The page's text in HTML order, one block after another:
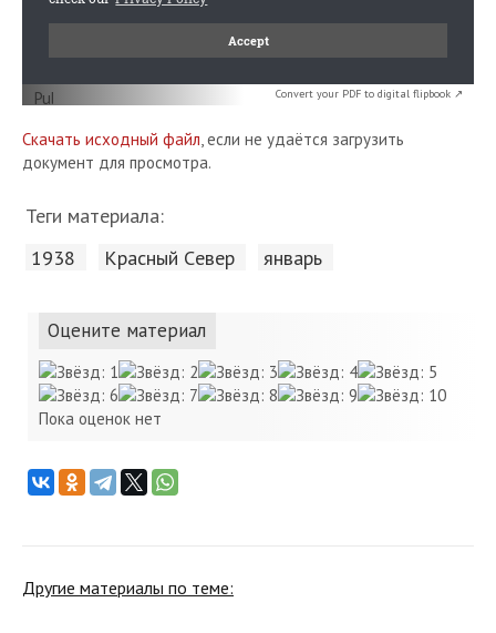
Convert your PDF to digital flipbook ↗
Скачать исходный файл, если не удаётся загрузить
документ для просмотра.
Теги материала:
1938 Красный Cевер январь
Оцените материал
Пока оценок нет
Другие материалы по теме: